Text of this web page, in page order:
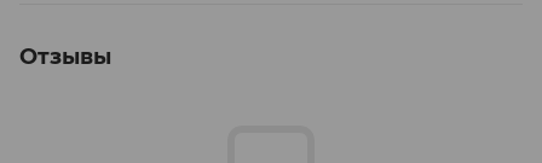
Отзывы